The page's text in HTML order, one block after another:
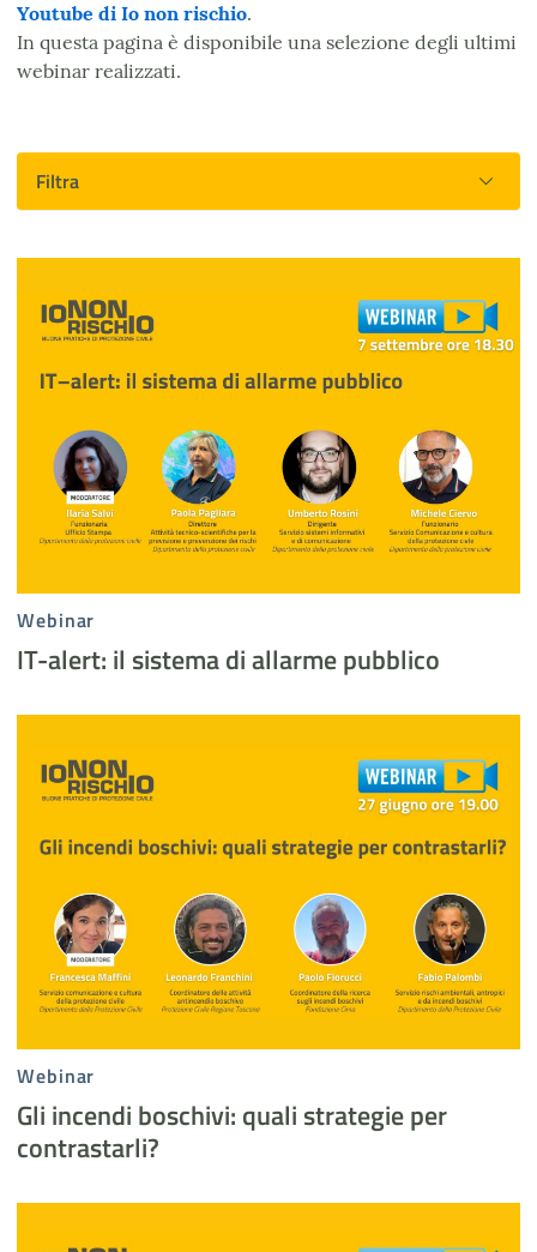
Youtube di Io non rischio.
In questa pagina è disponibile una selezione degli ultimi
webinar realizzati.
Filtra
Risultati ricerca contenuti multimediali
Webinar
IT-alert: il sistema di allarme pubblico
Webinar
Gli incendi boschivi: quali strategie per
contrastarli?